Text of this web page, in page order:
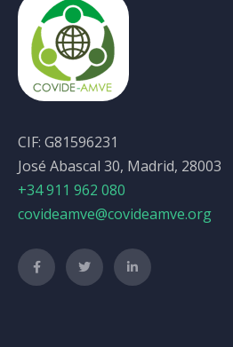
CIF: G81596231
José Abascal 30, Madrid, 28003
+34 911 962 080
covideamve@covideamve.org